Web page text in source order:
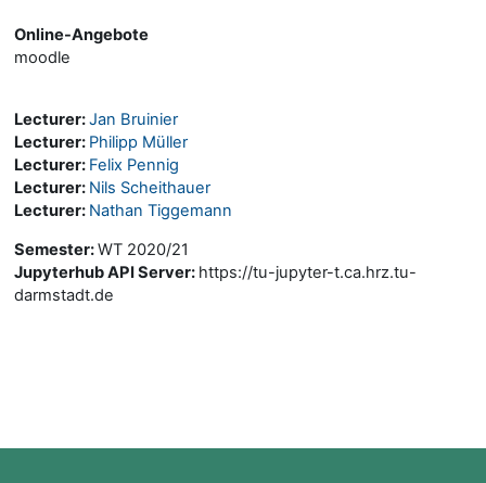
Online-Angebote
moodle
Lecturer:Jan Bruinier
Lecturer: Philipp Müller
Lecturer: Felix Pennig
Lecturer: Nils Scheithauer
Lecturer: Nathan Tiggemann
Semester:WT 2020/21
Jupyterhub API Server: https://tu-jupyter-t.ca.hrz.tu-
darmstadt.de